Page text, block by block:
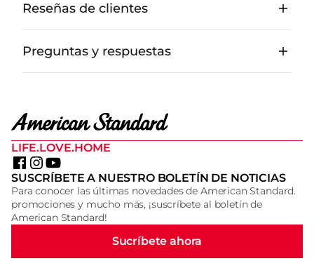
Reseñas de clientes
Preguntas y respuestas
LIFE.LOVE.HOME
SUSCRÍBETE A NUESTRO BOLETÍN DE NOTICIAS
Para conocer las últimas novedades de American Standard.
promociones y mucho más, ¡suscríbete al boletín de
American Standard!
Sucríbete ahora